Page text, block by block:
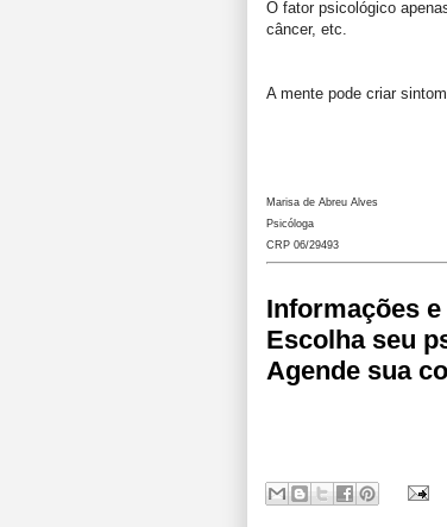
O fator psicológico
câncer, etc.
A mente pode criar
Marisa de Abreu Alves
Psicóloga
CRP 06/29493
Informações
Escolha seu
Agende sua